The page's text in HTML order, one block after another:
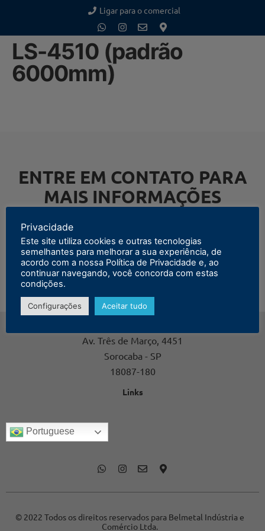
Ligar para o comercial
LS-4510 (padrão
6000mm)
ENTRE EM CONTATO PARA
MAIS INFORMAÇÕES
ENTRAR EM CONTATO
Av. Três de Março, 4451
Sorocaba - SP
18087-180
Links
Portuguese
© 2022 Todos os direitos reservados para Belmetal Indústria e
Comércio Ltda.
Privacidade
Este site utiliza cookies e outras tecnologias
semelhantes para melhorar a sua experiência, de
acordo com a nossa Política de Privacidade e, ao
continuar navegando, você concorda com estas
condições.
Configurações Aceitar tudo